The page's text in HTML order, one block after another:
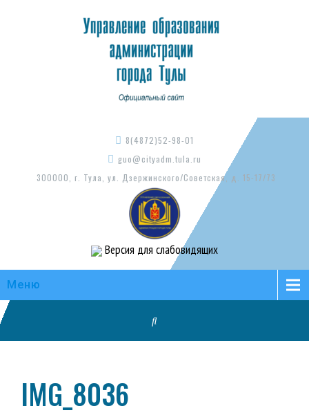
8(4872)52-98-01
guo@cityadm.tula.ru
300000, г. Тула, ул. Дзержинского/Советская, д. 15-17/73
Версия для слабовидящих
Меню
IMG_8036